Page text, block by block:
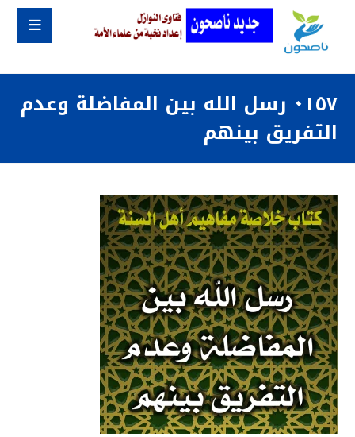
٠١٥٧ رسل الله بين المفاضلة وعدم
التفريق بينهم